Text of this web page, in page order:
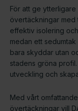
För att ge
övertäckningar med
effektiv isolering
medan ett
bara skyddar utan
stadens gröna
utveckling och
Med vårt
övertäckningar vill